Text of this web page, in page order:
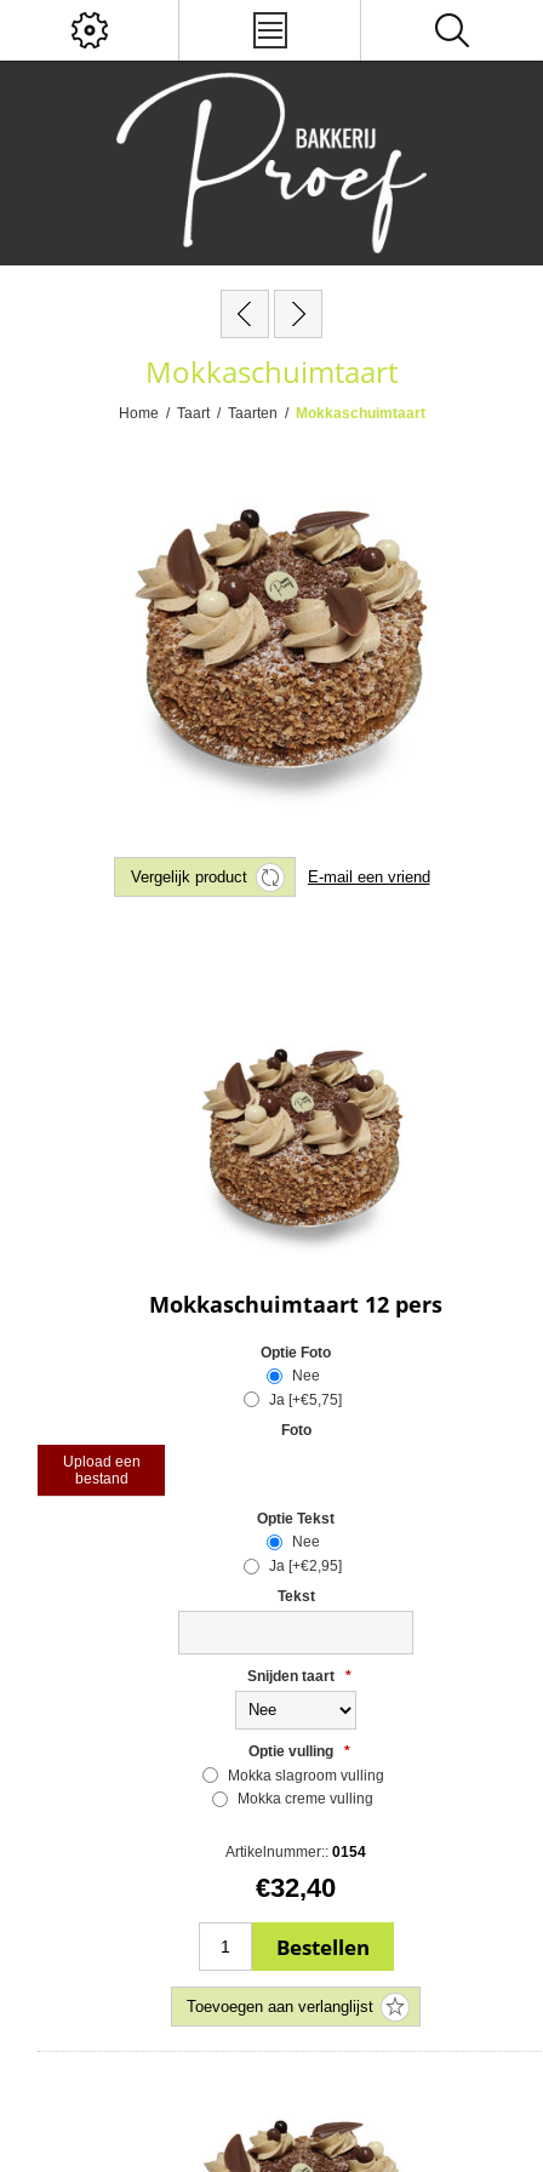
Mokkaschuimtaart
Home / Taart / Taarten / Mokkaschuimtaart
Mokkaschuimtaart 12 pers
Optie Foto
Nee
Ja [+€5,75]
Foto
Upload een
bestand
Optie Tekst
Nee
Ja [+€2,95]
Tekst
Snijden taart *
Optie vulling
*
Mokka slagroom vulling
Mokka creme vulling
Artikelnummer:: 0154
€32,40